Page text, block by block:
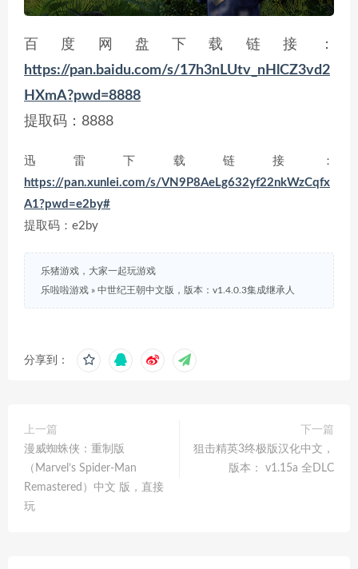
百度网盘下载链接：
https://pan.baidu.com/s/17h3nLUtv_nHlCZ3vd2
HXmA?pwd=8888
提取码：8888
迅雷下载链接：
https://pan.xunlei.com/s/VN9P8AeLg632yf22nkWzCqfx
A1?pwd=e2by#
提取码：e2by
乐猪游戏，大家一起玩游戏
乐啦啦游戏 » 中世纪王朝中文版，版本：v1.4.0.3集成继承人
分享到：
上一篇
漫威蜘蛛侠：重制版
（Marvel’s Spider-Man
Remastered）中文 版，直接
玩
下一篇
狙击精英3终极版汉化中文，
版本： v1.15a 全DLC